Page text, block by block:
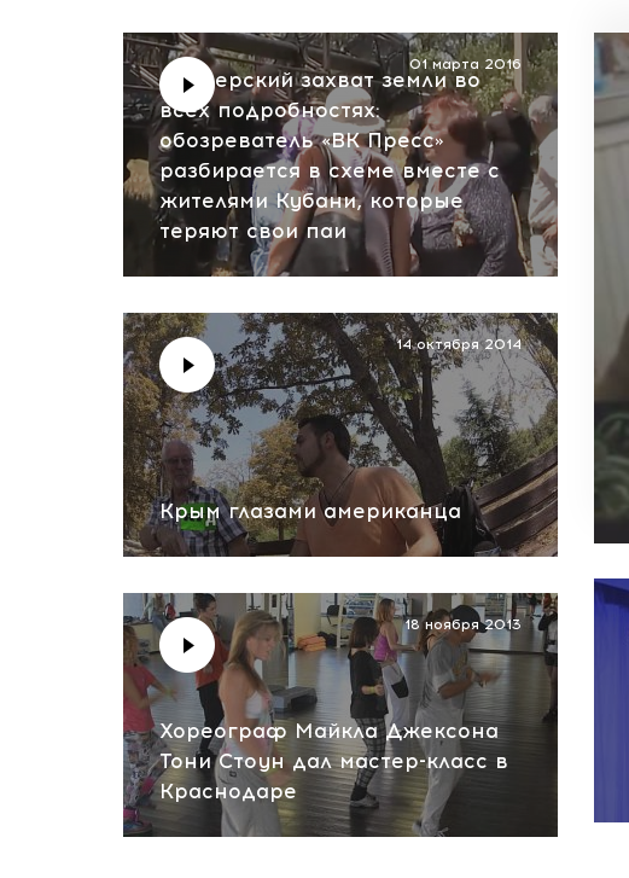
Рейдерский захват земли во
всех подробностях:
обозреватель «ВК Пресс»
разбирается в схеме вместе с
жителями Кубани, которые
теряют свои паи
01 марта 2016
Крым глазами американца
14 октября 2014
Хореограф Майкла Джексона
Тони Стоун дал мастер-класс в
Краснодаре
18 ноября 2013